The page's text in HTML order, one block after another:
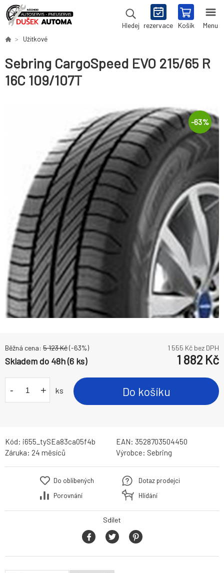
Hledej rezervace Košík Menu
Užitkové
Sebring CargoSpeed EVO 215/65 R
16C 109/107T
-63%
Běžná cena: 5 123Kč(-63%) 1 555 Kč bez DPH
Skladem do 48h (6 ks) 1 882 Kč
- + ks Do košíku
Kód: i655_tySEa83ca05f4b EAN: 3528703504450
Záruka: 24 měsíců Výrobce: Sebring
Do oblíbených
Porovnání
Dotaz prodejci
Hlídání
Sdílet